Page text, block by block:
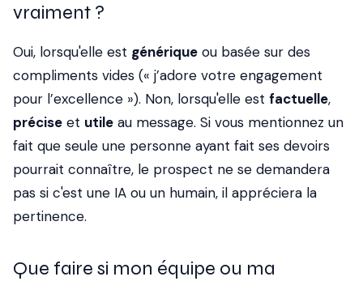
vraiment ?
Oui, lorsqu'elle est générique ou basée sur des
compliments vides (« j’adore votre engagement
pour l’excellence »). Non, lorsqu'elle est factuelle,
précise et utile au message. Si vous mentionnez un
fait que seule une personne ayant fait ses devoirs
pourrait connaître, le prospect ne se demandera
pas si c'est une IA ou un humain, il appréciera la
pertinence.
Que faire si mon équipe ou ma